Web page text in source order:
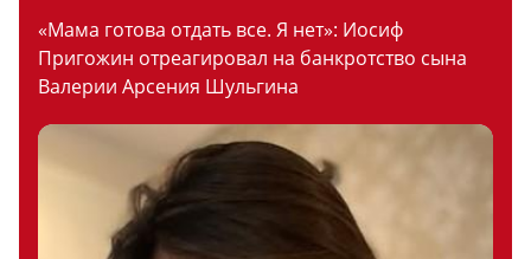
«Мама готова отдать все. Я нет»: Иосиф
Пригожин отреагировал на банкротство сына
Валерии Арсения Шульгина